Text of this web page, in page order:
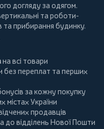
догляду за одягом.
тароботи-
та прибирання будинку.
на всі товари
без переплат та перших
за кожну покупку
містах України
продавців
до відділень Нової Пошти